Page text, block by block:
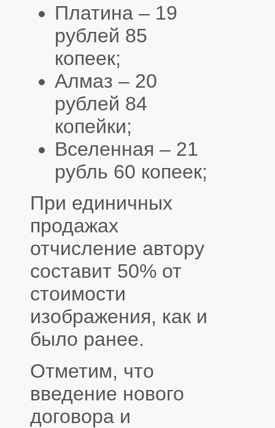
Платина – 19
рублей 85
копеек;
Алмаз – 20
рублей 84
копейки;
Вселенная – 21
рубль 60 копеек;
При единичных
продажах
отчисление автору
составит 50% от
стоимости
изображения, как и
было ранее.
Отметим, что
введение нового
договора и